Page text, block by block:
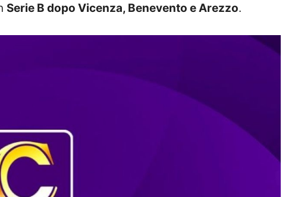
Serie B dopo Vicenza, Benevento e Arezzo.